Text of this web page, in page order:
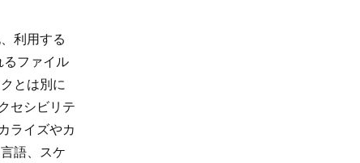
利用する
ファイル
とは別に
セシビリテ
ライズやカ
語、スケ